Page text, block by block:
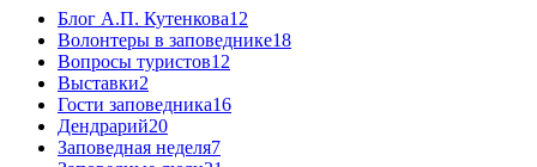
Блог А.П. Кутенкова12
Волонтеры в заповеднике18
Вопросы туристов12
Выставки2
Гости заповедника16
Дендрарий20
Заповедная неделя7